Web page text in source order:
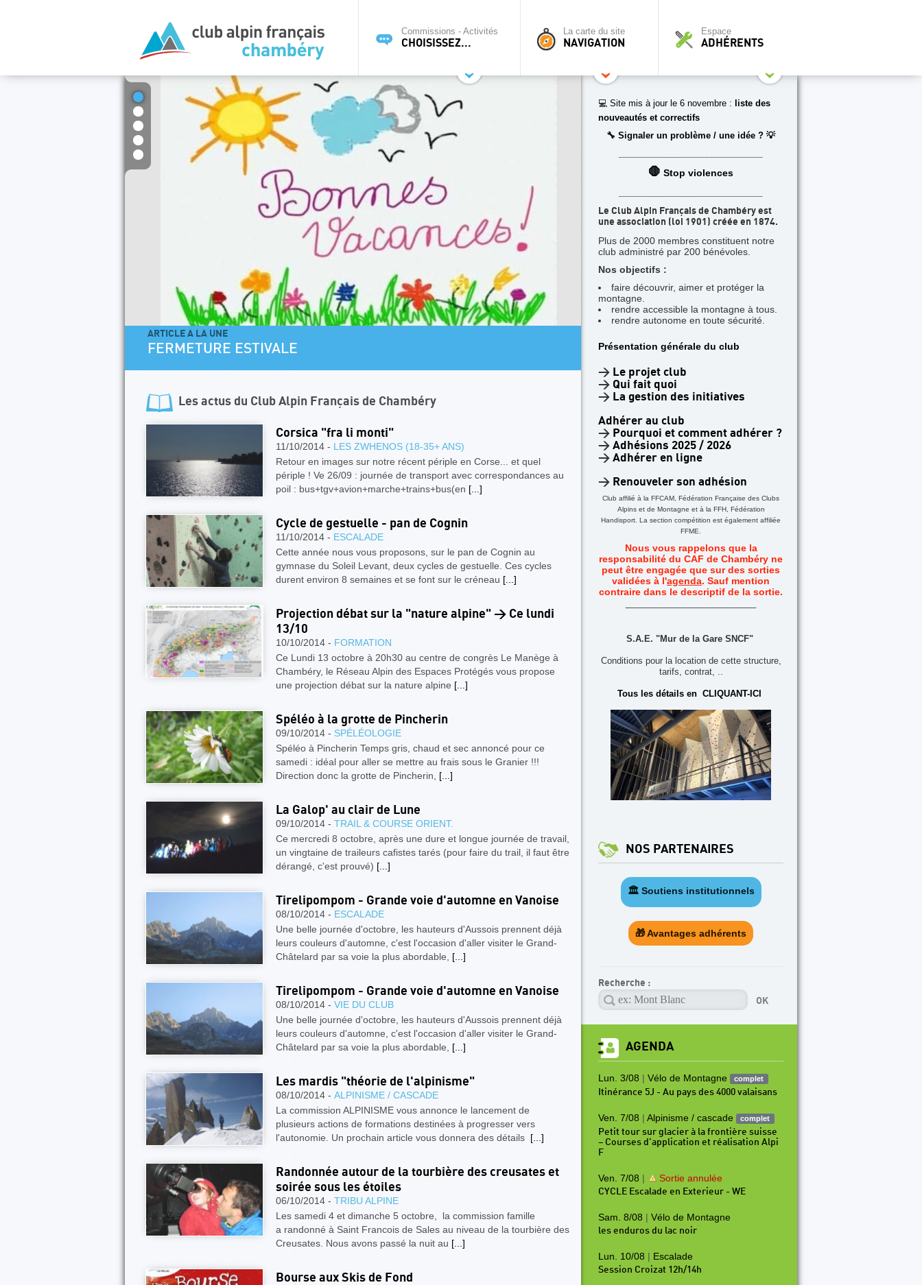
Commissions - Activités
CHOISISSEZ...
La carte du site
NAVIGATION
Espace
ADHÉRENTS
ARTICLE A LA UNE
FERMETURE ESTIVALE
4 jours dans les Aiguilles Rouges - Une
Facile
Les actus du Club Alpin Français de Chambéry
Corsica "fra li monti"
11/10/2014 - LES ZWHENOS (18-35+ ANS)
Retour en images sur notre récent périple en Corse... et quel
périple ! Ve 26/09 : journée de transport avec correspondances au
poil : bus+tgv+avion+marche+trains+bus(en [...]
Cycle de gestuelle - pan de Cognin
11/10/2014 - ESCALADE
Cette année nous vous proposons, sur le pan de Cognin au
gymnase du Soleil Levant, deux cycles de gestuelle. Ces cycles
durent environ 8 semaines et se font sur le créneau [...]
Projection débat sur la "nature alpine" > Ce lundi
13/10
10/10/2014 - FORMATION
Ce Lundi 13 octobre à 20h30 au centre de congrès Le Manège à
Chambéry, le Réseau Alpin des Espaces Protégés vous propose
une projection débat sur la nature alpine [...]
Spéléo à la grotte de Pincherin
09/10/2014 - SPÉLÉOLOGIE
Spéléo à Pincherin Temps gris, chaud et sec annoncé pour ce
samedi : idéal pour aller se mettre au frais sous le Granier !!!
Direction donc la grotte de Pincherin, [...]
La Galop' au clair de Lune
09/10/2014 - TRAIL & COURSE ORIENT.
Ce mercredi 8 octobre, après une dure et longue journée de travail,
un vingtaine de traileurs cafistes tarés (pour faire du trail, il faut être
dérangé, c'est prouvé) [...]
Tirelipompom - Grande voie d'automne en Vanoise
08/10/2014 - ESCALADE
Une belle journée d'octobre, les hauteurs d'Aussois prennent déjà
leurs couleurs d'automne, c'est l'occasion d'aller visiter le Grand-
Châtelard par sa voie la plus abordable, [...]
Tirelipompom - Grande voie d'automne en Vanoise
08/10/2014 - VIE DU CLUB
Une belle journée d'octobre, les hauteurs d'Aussois prennent déjà
leurs couleurs d'automne, c'est l'occasion d'aller visiter le Grand-
Châtelard par sa voie la plus abordable, [...]
Les mardis "théorie de l'alpinisme"
08/10/2014 - ALPINISME / CASCADE
La commission ALPINISME vous annonce le lancement de
plusieurs actions de formations destinées à progresser vers
l'autonomie. Un prochain article vous donnera des détails [...]
Randonnée autour de la tourbière des creusates et
soirée sous les étoiles
06/10/2014 - TRIBU ALPINE
Les samedi 4 et dimanche 5 octobre, la commission famille
a randonné à Saint Francois de Sales au niveau de la tourbière des
Creusates. Nous avons passé la nuit au [...]
Bourse aux Skis de Fond
💻 Site mis à jour le 6 novembre : liste des
nouveautés et correctifs
🔧 Signaler un problème / une idée ? 💡
🛑 Stop violences
Le Club Alpin Français de Chambéry est
une association (loi 1901) créée en 1874.
Plus de 2000 membres constituent notre
club administré par 200 bénévoles.
Nos objectifs :
faire découvrir, aimer et protéger la
montagne.
rendre accessible la montagne à tous.
rendre autonome en toute sécurité.
Présentation générale du club
> Le projet club
> Qui fait quoi
> La gestion des initiatives
Adhérer au club
> Pourquoi et comment adhérer ?
> Adhésions 2025 / 2026
> Adhérer en ligne
> Renouveler son adhésion
Club affilié à la FFCAM, Fédération Française des Clubs
Alpins et de Montagne et à la FFH, Fédération
Handisport. La section compétition est également affiliée
FFME.
Nous vous rappelons que la
responsabilité du CAF de Chambéry ne
peut être engagée que sur des sorties
validées à l'agenda. Sauf mention
contraire dans le descriptif de la sortie.
S.A.E. "Mur de la Gare SNCF"
Conditions pour la location de cette structure,
tarifs, contrat, ..
Tous les détails en CLIQUANT-ICI
NOS PARTENAIRES
🏛️ Soutiens institutionnels
🎁 Avantages adhérents
Recherche :
AGENDA
Lun. 3/08 | Vélo de Montagne complet
Itinérance 5J - Au pays des 4000 valaisans
Ven. 7/08 | Alpinisme / cascade complet
Petit tour sur glacier à la frontière suisse
– Courses d’application et réalisation Alpi
F
Ven. 7/08 | Sortie annulée
CYCLE Escalade en Exterieur - WE
Sam. 8/08 | Vélo de Montagne
les enduros du lac noir
Lun. 10/08 | Escalade
Session Croizat 12h/14h